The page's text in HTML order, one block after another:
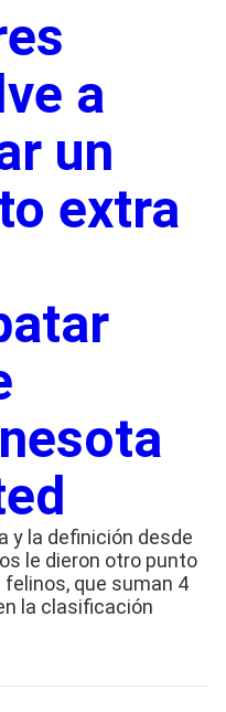
a
un
extra
y la definición desde
le dieron otro punto
felinos, que suman 4
la clasificación